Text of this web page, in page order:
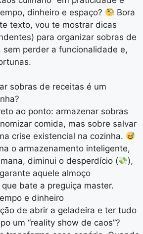
dinheiro e espaço?
Bora
texto, vou te mostrar dicas
para organizar sobras de
sem perder a funcionalidade e,
sobras de receitas é um
ao ponto: armazenar sobras
comida, mas sobre salvar
crise existencial na cozinha.
o armazenamento inteligente,
diminui o desperdício (
),
aquele almoço
bate a preguiça master.
e dinheiro
de abrir a geladeira e ter tudo
um “reality show de caos”?